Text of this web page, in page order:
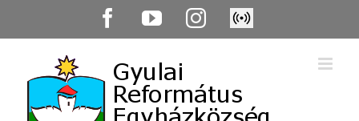
FacebookYouTubeInstagram
Élő
közvetítés